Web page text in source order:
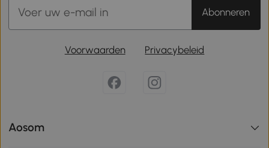
Abonneren
Voorwaarden Privacybeleid
Aosom